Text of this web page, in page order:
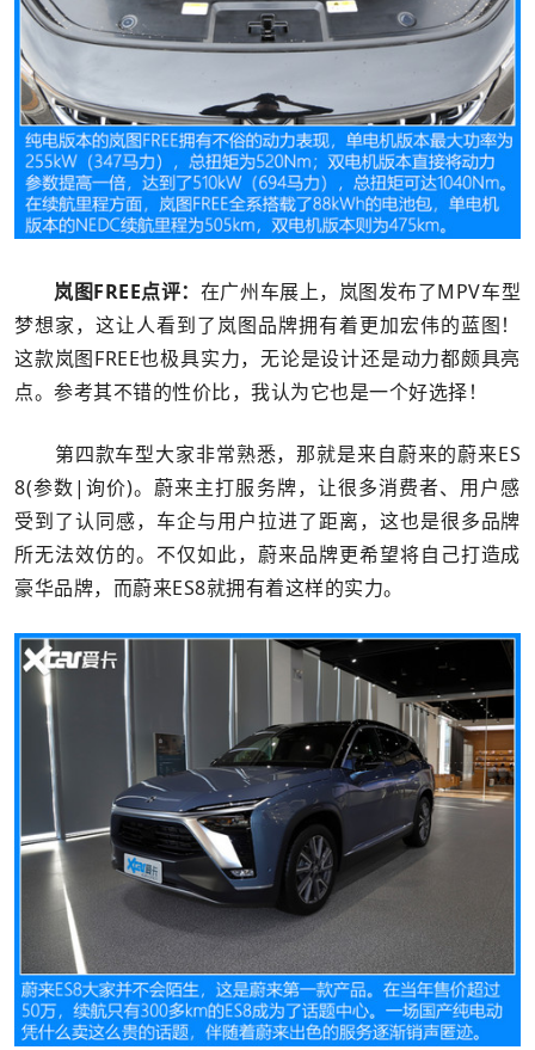
岚图FREE点评： 在广州车展上，岚图发布了MPV车型
梦想家，这让人看到了岚图品牌拥有着更加宏伟的蓝图！
这款岚图FREE也极具实力，无论是设计还是动力都颇具亮
点。参考其不错的性价比，我认为它也是一个好选择！
第四款车型大家非常熟悉，那就是来自蔚来的蔚来ES
8(参数|询价)。蔚来主打服务牌，让很多消费者、用户感
受到了认同感，车企与用户拉进了距离，这也是很多品牌
所无法效仿的。不仅如此，蔚来品牌更希望将自己打造成
豪华品牌，而蔚来ES8就拥有着这样的实力。